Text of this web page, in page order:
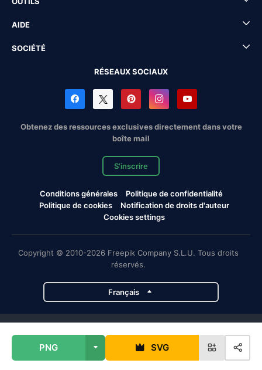
PNG SVG
AIDE
SOCIÉTÉ
RÉSEAUX SOCIAUX
Obtenez des ressources exclusives directement dans votre
boîte mail
S'inscrire
Conditions générales
Politique de confidentialité
Politique de cookies
Notification de droits d'auteur
Cookies settings
Copyright © 2010-2026 Freepik Company S.L.U. Tous droits
réservés.
Français